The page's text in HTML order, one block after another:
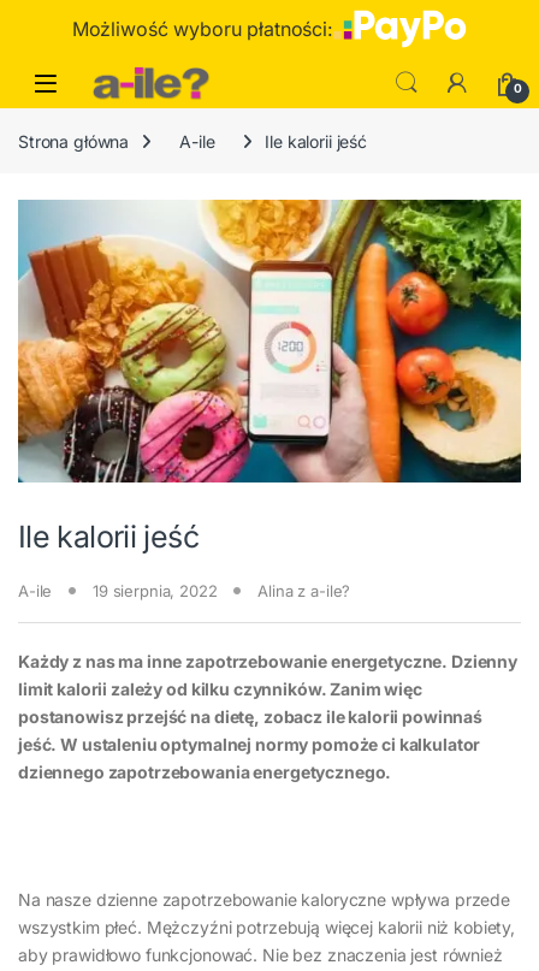
Możliwość wyboru płatności:
0
Strona główna A-ile Ile kalorii jeść
Ile kalorii jeść
A-ile 19 sierpnia, 2022 Alina z a-ile?
Każdy z nas ma inne zapotrzebowanie energetyczne. Dzienny
limit kalorii zależy od kilku czynników. Zanim więc
postanowisz przejść na dietę, zobacz ile kalorii powinnaś
jeść. W ustaleniu optymalnej normy pomoże ci kalkulator
dziennego zapotrzebowania energetycznego.
Na nasze dzienne zapotrzebowanie kaloryczne wpływa przede
wszystkim płeć. Mężczyźni potrzebują więcej kalorii niż kobiety,
aby prawidłowo funkcjonować. Nie bez znaczenia jest również